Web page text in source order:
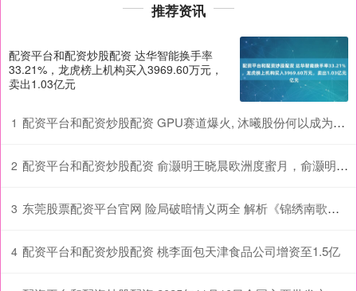
推荐资讯
配资平台和配资炒股配资 达华智能换手率
33.21%，龙虎榜上机构买入3969.60万元，
卖出1.03亿元
1 配资平台和配资炒股配资 GPU赛道爆火, 沐曦股份何以成为A股“最赚钱新股”
2 配资平台和配资炒股配资 俞灏明王晓晨欧洲度蜜月，俞灏明拍照仔细好有爱，两人恋情坐实_网友_显得_质疑
3 东莞股票配资平台官网 险局破暗情义两全 解析《锦绣南歌》第二十四集剧情
4 配资平台和配资炒股配资 桃李面包天津食品公司增资至1.5亿